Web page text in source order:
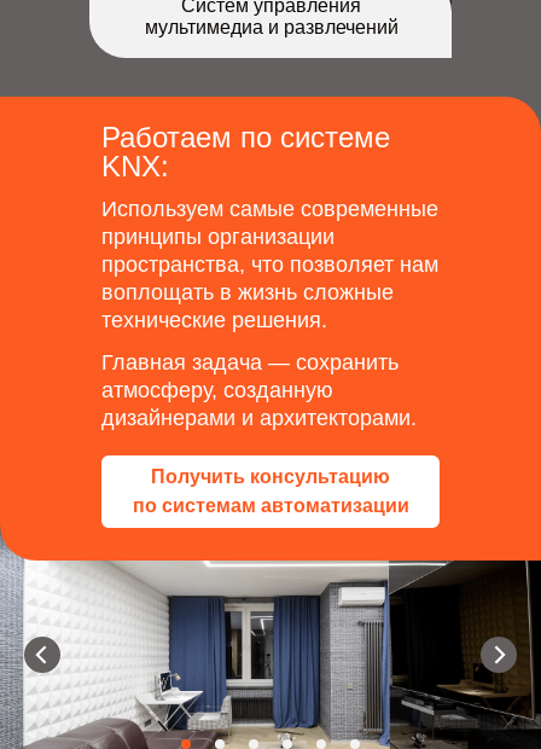
Систем управления
мультимедиа и развлечений
Главная задача — сохранить
атмосферу, созданную
дизайнерами и архитекторами.
Получить консультацию
по системам автоматизации
Используем самые современные
принципы организации
пространства, что позволяет нам
воплощать в жизнь сложные
технические решения.
Работаем по системе
KNX: